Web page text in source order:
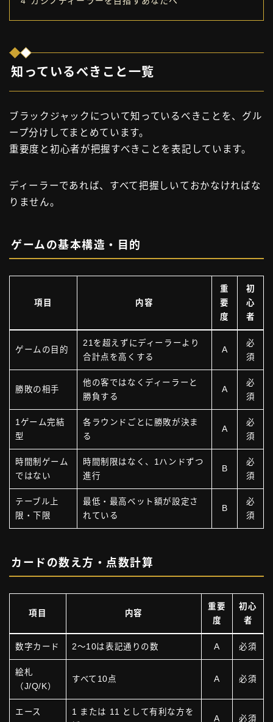
知っているべきこと一覧
ブラックジャックについて知っているべきことを、グル
ープ分けしてまとめています。
重要度と初心者が把握すべきことを表記しています。
ディーラーであれば、すべて把握しいておかなければな
りません。
ゲームの基本構造・目的
項目 内容
重
要
度
初
心
者
ゲームの目的
21を超えずにディーラーより
合計点を高くする
A
必
須
勝敗の相手
他の客ではなくディーラーと
勝負する
A
必
須
1ゲーム完結
型
各ラウンドごとに勝敗が決ま
る
A
必
須
時間制ゲーム
ではない
時間制限はなく、1ハンドずつ
進行
B
必
須
テーブル上
限・下限
最低・最高ベット額が設定さ
れている
B
必
須
カードの数え方・点数計算
項目 内容
重要
度
初心
者
数字カード 2〜10は表記通りの数 A 必須
絵札
（J/Q/K）
すべて10点 A 必須
エース
1 または 11 として有利な方を
A 必須